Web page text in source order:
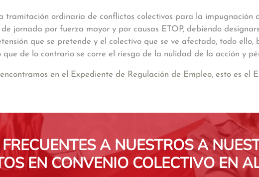
tramitación ordinaria de conflictos colectivos para la impugnación
jornada por fuerza mayor y por causas ETOP, debiendo
que se pretende y el colectivo que se ve afectado, todo ello,
que de lo contrario se corre el riesgo de la nulidad de la acción y
en el Expediente de Regulación de Empleo, esto es el
A NUESTROS A
EN CONVENIO COLECTIVO EN